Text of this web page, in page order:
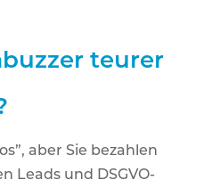
teurer
aber Sie bezahlen
Leads und DSGVO-